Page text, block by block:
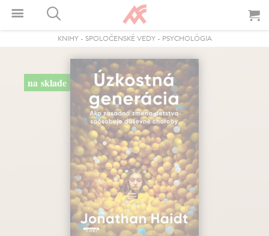
KNIHY- SPOLOČENSKÉ VEDY- PSYCHOLÓGIA
na sklade